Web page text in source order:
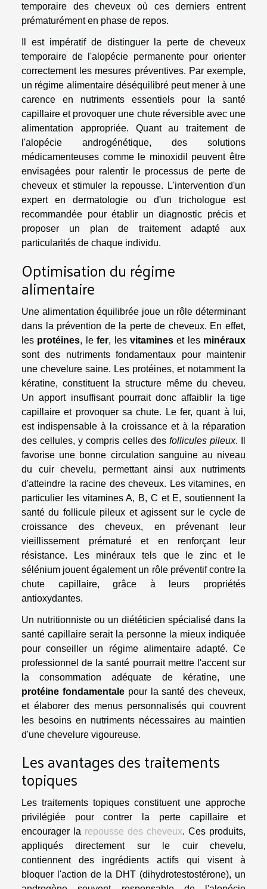
temporaire des cheveux où ces derniers entrent
prématurément en phase de repos.
Il est impératif de distinguer la perte de cheveux
temporaire de l'alopécie permanente pour orienter
correctement les mesures préventives. Par exemple,
un régime alimentaire déséquilibré peut mener à une
carence en nutriments essentiels pour la santé
capillaire et provoquer une chute réversible avec une
alimentation appropriée. Quant au traitement de
l'alopécie androgénétique, des solutions
médicamenteuses comme le minoxidil peuvent être
envisagées pour ralentir le processus de perte de
cheveux et stimuler la repousse. L'intervention d'un
expert en dermatologie ou d'un trichologue est
recommandée pour établir un diagnostic précis et
proposer un plan de traitement adapté aux
particularités de chaque individu.
Optimisation du régime
alimentaire
Une alimentation équilibrée joue un rôle déterminant
dans la prévention de la perte de cheveux. En effet,
les protéines, lefer, les vitamineset les minéraux
sont des nutriments fondamentaux pour maintenir
une chevelure saine. Les protéines, et notamment la
kératine, constituent la structure même du cheveu.
Un apport insuffisant pourrait donc affaiblir la tige
capillaire et provoquer sa chute. Le fer, quant à lui,
est indispensable à la croissance et à la réparation
des cellules, y compris celles des follicules pileux. Il
favorise une bonne circulation sanguine au niveau
du cuir chevelu, permettant ainsi aux nutriments
d'atteindre la racine des cheveux. Les vitamines, en
particulier les vitamines A, B, C et E, soutiennent la
santé du follicule pileux et agissent sur le cycle de
croissance des cheveux, en prévenant leur
vieillissement prématuré et en renforçant leur
résistance. Les minéraux tels que le zinc et le
sélénium jouent également un rôle préventif contre la
chute capillaire, grâce à leurs propriétés
antioxydantes.
Un nutritionniste ou un diététicien spécialisé dans la
santé capillaire serait la personne la mieux indiquée
pour conseiller un régime alimentaire adapté. Ce
professionnel de la santé pourrait mettre l'accent sur
la consommation adéquate de kératine, une
protéine fondamentalepour la santé des cheveux,
et élaborer des menus personnalisés qui couvrent
les besoins en nutriments nécessaires au maintien
d'une chevelure vigoureuse.
Les avantages des traitements
topiques
Les traitements topiques constituent une approche
privilégiée pour contrer la perte capillaire et
encourager la repousse des cheveux. Ces produits,
appliqués directement sur le cuir chevelu,
contiennent des ingrédients actifs qui visent à
bloquer l'action de la DHT (dihydrotestostérone), un